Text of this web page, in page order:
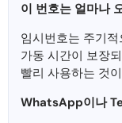
이 번호는 얼마나
임시번호는 주기
가동 시간이 보장
빨리 사용하는 것
WhatsApp이나